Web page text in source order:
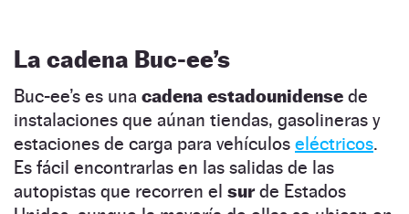
La cadena Buc-ee’s
Buc-ee’s es una cadena estadounidense de
instalaciones que aúnan tiendas, gasolineras y
estaciones de carga para vehículos eléctricos.
Es fácil encontrarlas en las salidas de las
autopistas que recorren el surde Estados